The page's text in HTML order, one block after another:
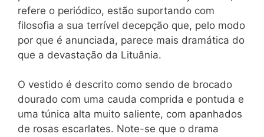
refere o periódico, estão suportando com
filosofia a sua terrível decepção que, pelo modo
por que é anunciada, parece mais dramática do
que a devastação da Lituânia.
O vestido é descrito como sendo de brocado
dourado com uma cauda comprida e pontuda e
uma túnica alta muito saliente, com apanhados
de rosas escarlates. Note-se que o drama